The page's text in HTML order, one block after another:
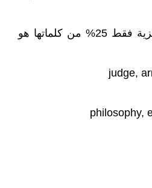
والحقيقي أن اللغة الإنجليزية فقط 25% من كلماتها هو
judge,
philosophy,